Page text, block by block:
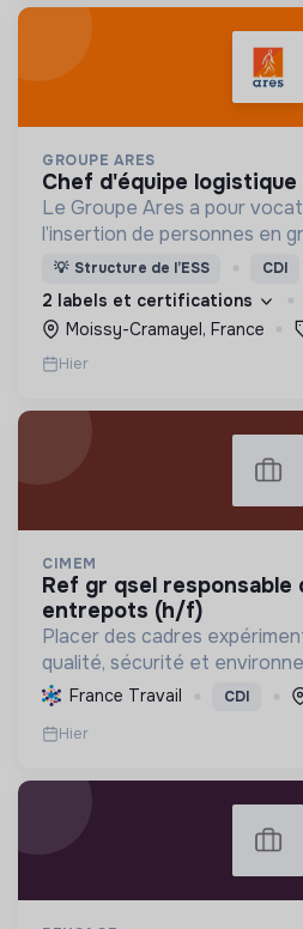
GROUPE ARES
chef d'équipe
Le Groupe Ares a pour
l’insertion de personnes en
leur offrant un travail et un
💡 Structure de l’ESS CDI
2 labels et certifications
Moissy-Cramayel, France
Hier
CIMEM
ref gr qsel responsable qse logistique
entrepots (h/f)
Placer des cadres
qualité, sécurité et
postes qui contribuent à une
la réduction des impacts
l'amélioration ...
France Travail CDI
Hier